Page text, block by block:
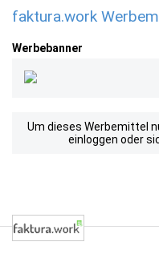
faktura.work
Werbebanner
Um dieses Werbemittel
einloggen oder